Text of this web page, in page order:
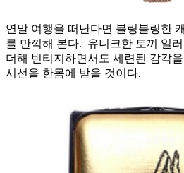
연말 여행을 떠난다면 블링블링한
를 만끽해 본다. 유니크한 토끼 일
더해 빈티지하면서도 세련된 감각
시선을 한몸에 받을 것이다.